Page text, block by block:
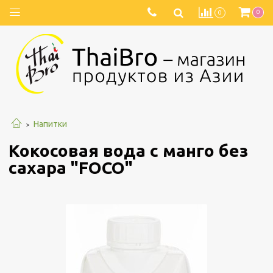
0 0
Напитки
Кокосовая вода с манго без
сахара "FOCO"